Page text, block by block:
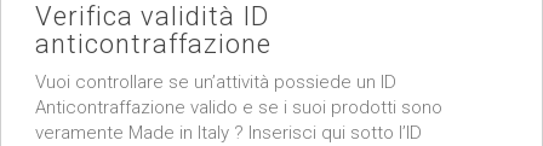
Verifica validità ID
anticontraffazione
Vuoi controllare se un’attività possiede un ID
Anticontraffazione valido e se i suoi prodotti sono
veramente Made in Italy ? Inserisci qui sotto l’ID